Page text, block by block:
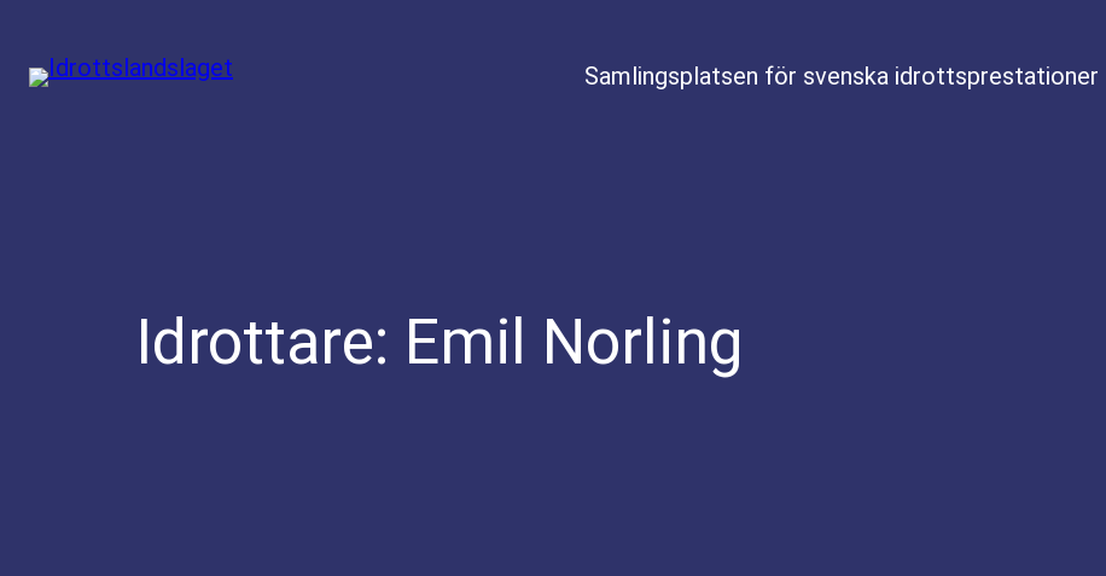
till
Samlingsplatsen för svenska idrottsprestationer
Idrottare: Emil Norling